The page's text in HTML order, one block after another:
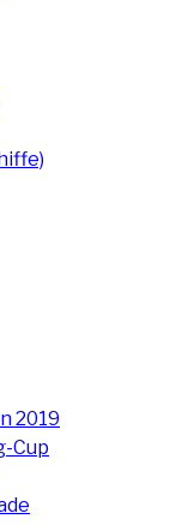
2019
Cup